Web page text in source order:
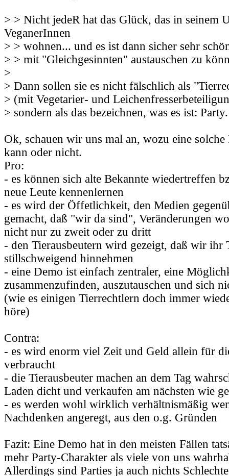
> > Nicht jedeR hat das Glück, das in seinem
VeganerInnen
> > wohnen... und es ist dann sicher sehr
> > mit "Gleichgesinnten" austauschen zu
>
> Dann sollen sie es nicht fälschlich als
> (mit Vegetarier- und
> sondern als das bezeichnen, was es ist: Party.
Ok, schauen wir uns mal an, wozu eine
kann oder nicht.
Pro:
- es können sich alte Bekannte wiedertreffen
neue Leute kennenlernen
- es wird der Öffetlichkeit, den Medien
gemacht, daß "wir da sind", Veränderungen
nicht nur zu zweit oder zu dritt
- den Tierausbeutern wird gezeigt, daß wir ihr
stillschweigend hinnehmen
- eine Demo ist einfach zentraler, eine
zusammenzufinden, auszutauschen und sich
(wie es einigen Tierrechtlern doch immer
höre)
Contra:
- es wird enorm viel Zeit und Geld allein für
verbraucht
- die Tierausbeuter machen an dem Tag
Laden dicht und verkaufen am nächsten wie
- es werden wohl wirklich verhältnismäßig
Nachdenken angeregt, aus den o.g. Gründen
Fazit: Eine Demo hat in den meisten Fällen
mehr Party-Charakter als viele von uns
Allerdings sind Parties ja auch nichts